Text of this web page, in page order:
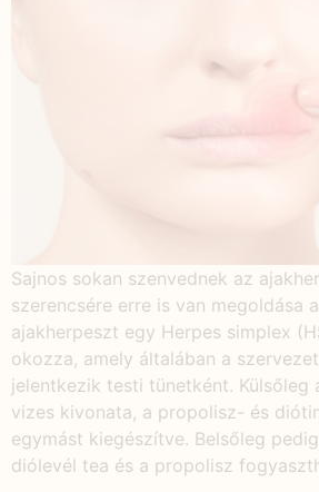
Sajnos sokan szenvednek az
szerencsére erre is van megoldása
ajakherpeszt egy Herpes simplex
okozza, amely általában a
jelentkezik testi tünetként. Külsőleg
vizes kivonata, a propolisz- és
egymást kiegészítve. Belsőleg
diólevél tea és a propolisz